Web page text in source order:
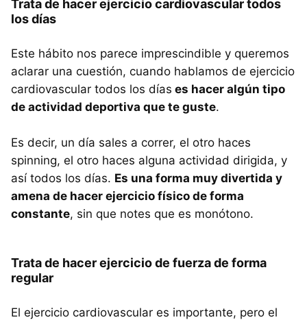
Trata de hacer ejercicio cardiovascular todos
los días
Este hábito nos parece imprescindible y queremos
aclarar una cuestión, cuando hablamos de ejercicio
cardiovascular todos los días es hacer algún tipo
de actividad deportiva que te guste.
Es decir, un día sales a correr, el otro haces
spinning, el otro haces alguna actividad dirigida, y
así todos los días. Es una forma muy divertida y
amena de hacer ejercicio físico de forma
constante, sin que notes que es monótono.
Trata de hacer ejercicio de fuerza de forma
regular
El ejercicio cardiovascular es importante, pero el